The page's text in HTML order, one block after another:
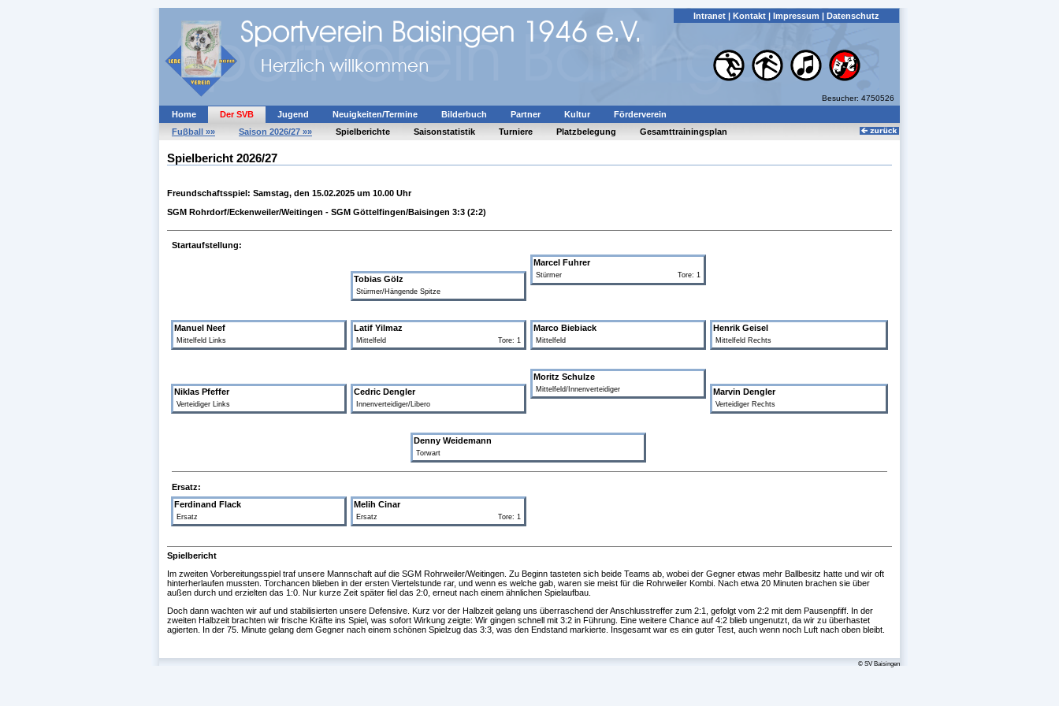
Intranet | Kontakt | Impressum | Datenschutz
Besucher: 4750526
Home Der SVB Jugend Neuigkeiten/Termine Bilderbuch Partner Kultur
Förderverein
Fuβball »»
Saison 2026/27 »» Spielberichte Saisonstatistik Turniere Platzbelegung Gesamttrainingsplan
Spielbericht 2026/27
Freundschaftsspiel: Samstag, den 15.02.2025 um 10.00 Uhr
SGM Rohrdorf/Eckenweiler/Weitingen - SGM Göttelfingen/Baisingen 3:3 (2:2)
Startaufstellung:
Marcel Fuhrer
Stürmer Tore: 1
Tobias Gölz
Stürmer/Hängende Spitze
Manuel Neef
Mittelfeld Links
Latif Yilmaz
Mittelfeld Tore: 1
Marco Biebiack
Mittelfeld
Henrik Geisel
Mittelfeld Rechts
Moritz Schulze
Mittelfeld/Innenverteidiger
Niklas Pfeffer
Verteidiger Links
Cedric Dengler
Innenverteidiger/Libero
Marvin Dengler
Verteidiger Rechts
Denny Weidemann
Torwart
Ersatz:
Ferdinand Flack
Ersatz
Melih Cinar
Ersatz Tore: 1
Spielbericht
Im zweiten Vorbereitungsspiel traf unsere Mannschaft auf die SGM Rohrweiler/Weitingen. Zu Beginn tasteten sich beide Teams ab, wobei der Gegner etwas mehr Ballbesitz hatte und wir oft
hinterherlaufen mussten. Torchancen blieben in der ersten Viertelstunde rar, und wenn es welche gab, waren sie meist für die Rohrweiler Kombi. Nach etwa 20 Minuten brachen sie über
außen durch und erzielten das 1:0. Nur kurze Zeit später fiel das 2:0, erneut nach einem ähnlichen Spielaufbau.
Doch dann wachten wir auf und stabilisierten unsere Defensive. Kurz vor der Halbzeit gelang uns überraschend der Anschlusstreffer zum 2:1, gefolgt vom 2:2 mit dem Pausenpfiff. In der
zweiten Halbzeit brachten wir frische Kräfte ins Spiel, was sofort Wirkung zeigte: Wir gingen schnell mit 3:2 in Führung. Eine weitere Chance auf 4:2 blieb ungenutzt, da wir zu überhastet
agierten. In der 75. Minute gelang dem Gegner nach einem schönen Spielzug das 3:3, was den Endstand markierte. Insgesamt war es ein guter Test, auch wenn noch Luft nach oben bleibt.
© SV Baisingen